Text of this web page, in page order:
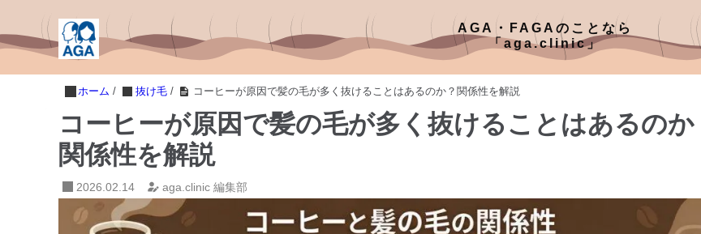
AGA・FAGAのことなら
「aga.clinic」
ホーム / 抜け毛 / コーヒーが原因で髪の毛が多く抜けることはあるのか？関係性を解説
コーヒーが原因で髪の毛が多く抜けることはあるのか
関係性を解説
2026.02.14 aga.clinic 編集部